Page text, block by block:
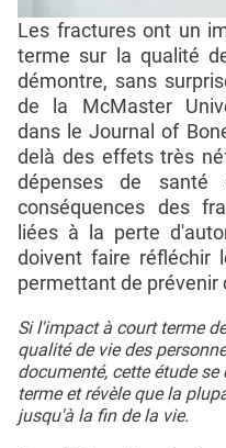
Les fractures ont un
terme sur la qualité
démontre, sans
de la McMaster
dans le Journal of
delà des effets très
dépenses de santé
conséquences des
liées à la perte
doivent faire réfléchir
permettant de prévenir
Si l'impact à court terme
qualité de vie des
documenté, cette étude
terme et révèle que la
jusqu'à la fin de la vie.